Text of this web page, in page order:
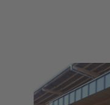
Bildergalerie